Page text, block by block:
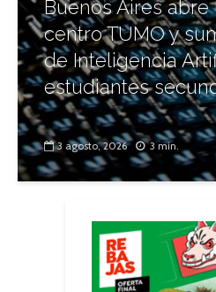
Buenos Aires
centro TUMO y
de Inteligencia
estudiantes
3 agosto, 2026 3 min.